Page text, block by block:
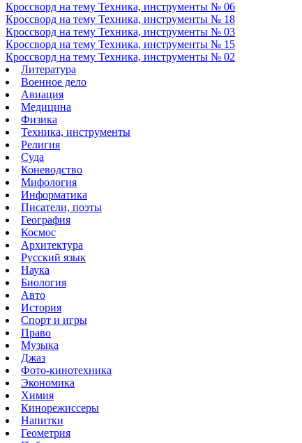
Кроссворд на тему Техника, инструменты № 06
Кроссворд на тему Техника, инструменты № 18
Кроссворд на тему Техника, инструменты № 03
Кроссворд на тему Техника, инструменты № 15
Кроссворд на тему Техника, инструменты № 02
Литература
Военное дело
Авиация
Медицина
Физика
Техника, инструменты
Религия
Суда
Коневодство
Мифология
Информатика
Писатели, поэты
География
Космос
Архитектура
Русский язык
Наука
Биология
Авто
История
Спорт и игры
Право
Музыка
Джаз
Фото-кинотехника
Экономика
Химия
Кинорежиссеры
Напитки
Геометрия